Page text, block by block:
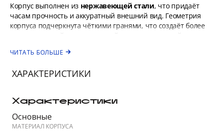
Корпус выполнен из нержавеющей стали, что придаёт
часам прочность и аккуратный внешний вид. Геометрия
корпуса подчеркнута чёткими гранями, что создаёт более
выразительный и современный силуэт на мужской руке.
Циферблат насыщенного тёмно-синего цвета
считывание времени при любом освещении. Дизайн
циферблата дополнен декоративными элементами,
Поверхность циферблата защищена
стеклом, устойчивым к повседневным мелким царапинам
и износу.
ЧИТАТЬ БОЛЬШЕ
ХАРАКТЕРИСТИКИ
Характеристики
Основные
МАТЕРИАЛ КОРПУСА